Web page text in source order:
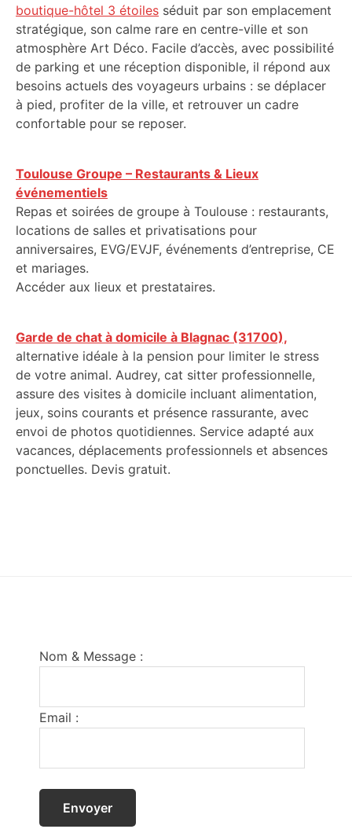
boutique-hôtel 3 étoiles séduit par son emplacement
stratégique, son calme rare en centre-ville et son
atmosphère Art Déco. Facile d’accès, avec possibilité
de parking et une réception disponible, il répond aux
besoins actuels des voyageurs urbains : se déplacer
à pied, profiter de la ville, et retrouver un cadre
confortable pour se reposer.
Toulouse Groupe – Restaurants & Lieux
événementiels
Repas et soirées de groupe à Toulouse : restaurants,
locations de salles et privatisations pour
anniversaires, EVG/EVJF, événements d’entreprise, CE
et mariages.
Accéder aux lieux et prestataires.
Garde de chat à domicile à Blagnac (31700),
alternative idéale à la pension pour limiter le stress
de votre animal. Audrey, cat sitter professionnelle,
assure des visites à domicile incluant alimentation,
jeux, soins courants et présence rassurante, avec
envoi de photos quotidiennes. Service adapté aux
vacances, déplacements professionnels et absences
ponctuelles. Devis gratuit.
Nom & Message :
Email :